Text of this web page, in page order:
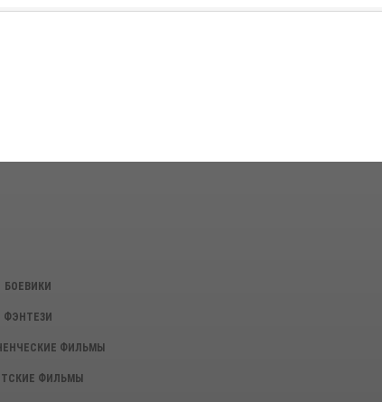
БОЕВИКИ
ФЭНТЕЗИ
ФИЛЬМЫ
ФИЛЬМЫ